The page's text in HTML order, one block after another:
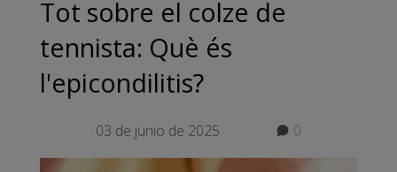
Tot sobre el colze de
tennista: Què és
l'epicondilitis?
03 de junio de 2025 0